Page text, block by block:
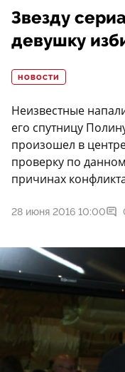
Звезду
девушку
НОВОСТИ
Неизвестные
его спутницу
произошел в
проверку по
причинах
28 июня 2016 10:00